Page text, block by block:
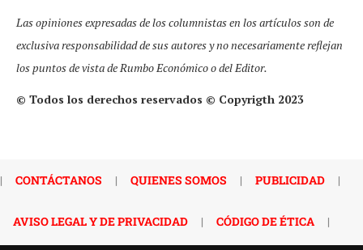
Las opiniones expresadas de los columnistas en los artículos son de
exclusiva responsabilidad de sus autores y no necesariamente reflejan
los puntos de vista de Rumbo Económico o del Editor.
© Todos los derechos reservados © Copyrigth 2023
| CONTÁCTANOS | QUIENES SOMOS | PUBLICIDAD |
AVISO LEGAL Y DE PRIVACIDAD | CÓDIGO DE ÉTICA |